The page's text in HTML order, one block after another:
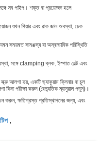
সব পাইপ। শক্ত বা প্রয়োজন হলে
যখন গিয়ার এবং রাক জাল অবস্থা, চেক
সময়মত সামঞ্জস্য বা অস্বাভাবিক পরিস্থিতি
সঙ্গে clamping ব্লক, ইস্পাত বেল্ট এবং
স্ক্রু আলগা হয়, একটি ভ্যাকুয়াম ক্লিনার বা চুল
কিনা পরীক্ষা করুন (বৈদ্যুতিক ম্যানুয়াল পড়ুন)।
করুন, ক্ষতিগ্রস্ত প্রতিস্থাপনের জন্য, এবং
,